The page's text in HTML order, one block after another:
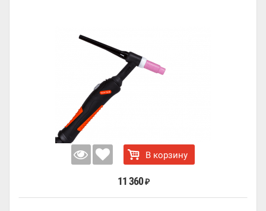
В корзину
11 360 ₽